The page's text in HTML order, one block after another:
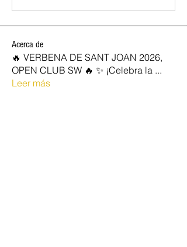
Acerca de
🔥 VERBENA DE SANT JOAN 2026,
OPEN CLUB SW 🔥 ✨ ¡Celebra la ...
Leer más